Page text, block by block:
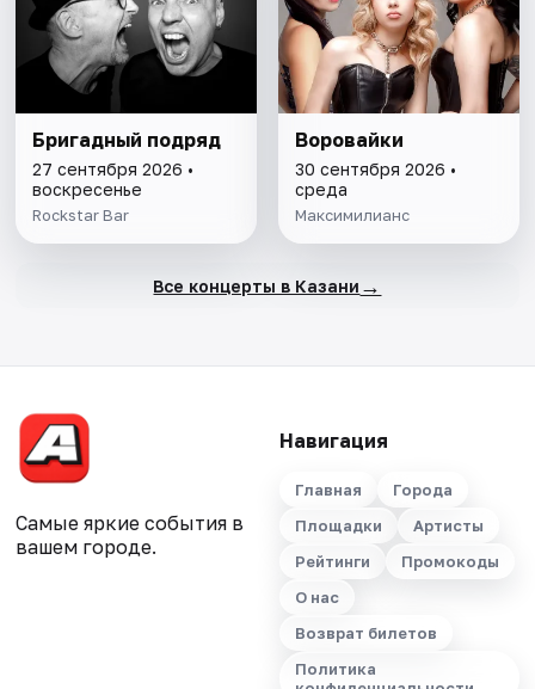
Бригадный подряд
27 сентября 2026 •
воскресенье
Rockstar Bar
Воровайки
30 сентября 2026 •
среда
Максимилианс
Все концерты в Казани →
Самые яркие события в
вашем городе.
Навигация
Главная
Города
Площадки
Артисты
Рейтинги
Промокоды
О нас
Возврат билетов
Политика